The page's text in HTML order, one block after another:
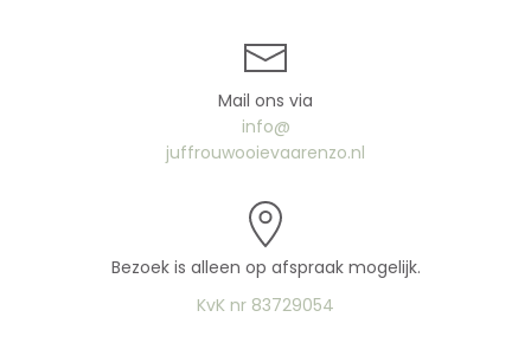
Mail ons via
info@
juffrouwooievaarenzo.nl
Bezoek is alleen op afspraak mogelijk.
KvK nr 83729054